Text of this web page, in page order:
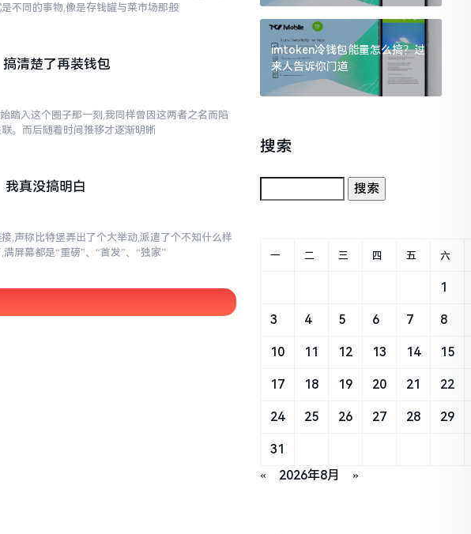
不同的事物,像是存钱罐与菜市场那般
清楚了再装钱包
踏入这个圈子那一刻,我同样曾因这两者之名而陷
。而后随着时间推移才逐渐明晰
我真没搞明白
,声称比特堡弄出了个大举动,派遣了个不知什么样
屏幕都是“重磅”、“首发”、“独家”
imtoken冷钱包能量怎么搞？过
来人告诉你门道
搜索
« 2026年8月 »
一 二 三 四 五 六
1
3 4 5 6 7 8
10 11 12 13 14 15
17 18 19 20 21 22
24 25 26 27 28 29
31